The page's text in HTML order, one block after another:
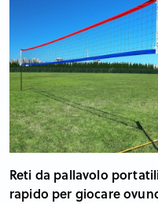
Reti da pallavolo
rapido per giocare